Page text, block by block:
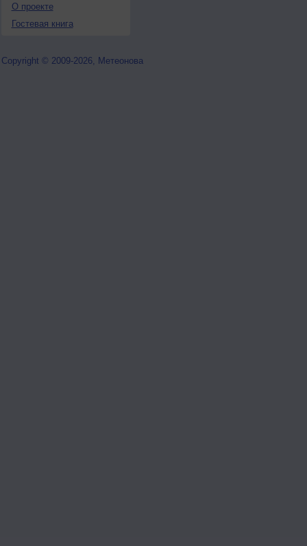
О проекте
Гостевая книга
Copyright © 2009-2026, Метеонова